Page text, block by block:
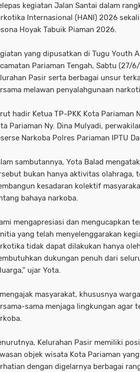
kegiatan Jalan Santai dalam
Internasional (HANI) 2026
Hoyak Tabuik Piaman 2026.
yang dipusatkan di Tugu Youth
Pariaman Tengah, Sabtu (27/
Pasir serta berbagai unsur
melawan penyalahgunaan
hadir Ketua TP-PKK Kota Pariaman
Pariaman Ny. Dina Mulyadi,
Narkoba Polres Pariaman IPTU
sambutannya, Yota Balad
bukan hanya aktivitas olahraga,
kesadaran kolektif
bahaya narkoba.
mengapresiasi dan mengucapkan
yang telah menyelenggarakan
tidak dapat dilakukan hanya
dukungan penuh dari
ujar Yota.
masyarakat, khususnya
sama menjaga lingkungan agar
Kelurahan Pasir memiliki
objek wisata Kota Pariaman
dengan digelarnya berbagai